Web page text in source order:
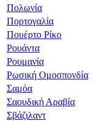
Πολωνία
Πορτογαλία
Πουέρτο Ρίκο
Ρουάντα
Ρουμανία
Ρωσική Ομοσπονδία
Σαμόα
Σαουδική Αραβία
Σβάζιλαντ